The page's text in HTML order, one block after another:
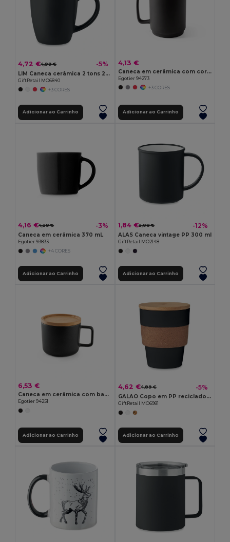
4,72 €4,99 € -5%
LIM Caneca cerâmica 2 tons 290 ml
GiftRetail MO6840
+3 CORES
Adicionar ao Carrinho
4,13 €
Caneca em cerâmica com corpo cilindrico 330 mL
Egotier 94273
+3 CORES
Adicionar ao Carrinho
4,16 €4,29 € -3%
Caneca em cerâmica 370 mL
Egotier 93833
+4 CORES
Adicionar ao Carrinho
1,84 €2,08 € -12%
ALAS Caneca vintage PP 300 ml
GiftRetail MO2148
Adicionar ao Carrinho
6,53 €
Caneca em cerâmica com base em bambu 230 mL
Egotier 94251
Adicionar ao Carrinho
4,62 €4,89 € -5%
GALAO Copo em PP reciclado 300 ml
GiftRetail MO6981
Adicionar ao Carrinho